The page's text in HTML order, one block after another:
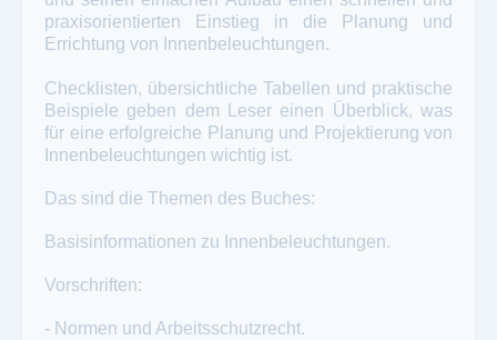
praxisorientierten Einstieg in die Planung und
Errichtung von Innenbeleuchtungen.
Checklisten, übersichtliche Tabellen und praktische
Beispiele geben dem Leser einen Überblick, was
für eine erfolgreiche Planung und Projektierung von
Innenbeleuchtungen wichtig ist.
Das sind die Themen des Buches:
Basisinformationen zu Innenbeleuchtungen.
Vorschriften:
- Normen und Arbeitsschutzrecht.